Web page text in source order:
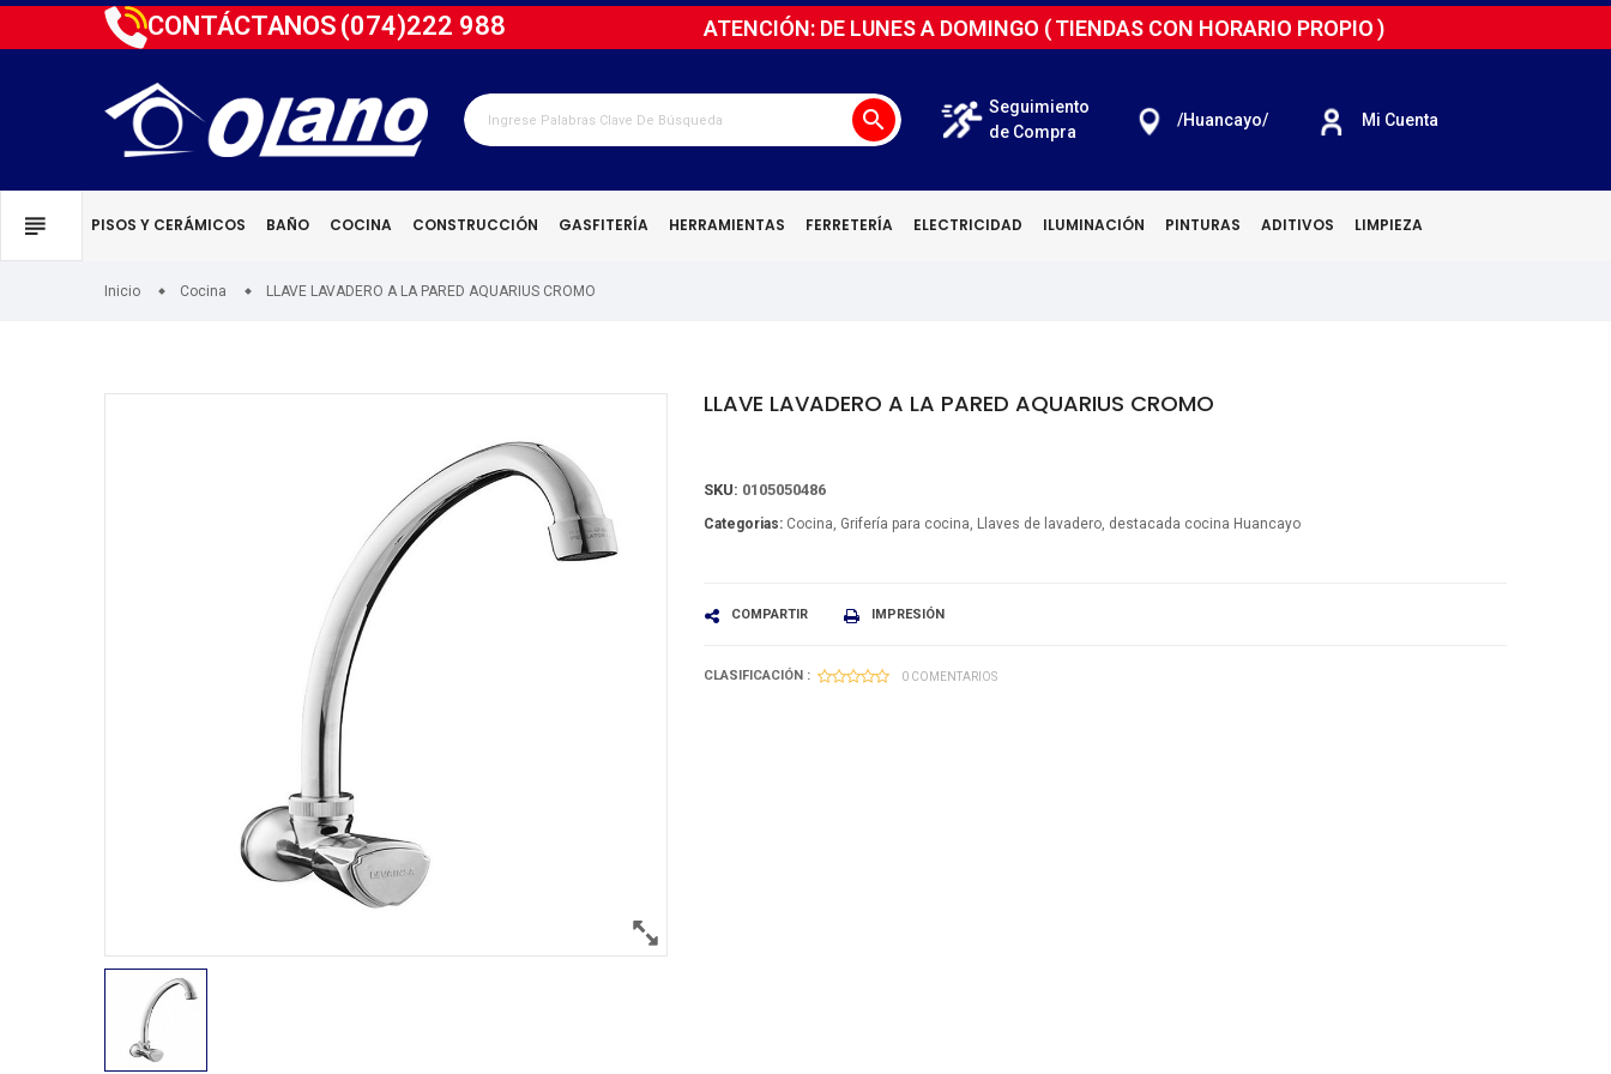
CONTÁCTANOS (074)222 988 ATENCIÓN: DE LUNES A DOMINGO (TIENDAS CON HORARIO PROPIO)
search
Seguimiento
de Compra
/huancayo/ Mi Cuenta
PISOS Y CERÁMICOS BAÑO COCINA CONSTRUCCIÓN GASFITERÍA HERRAMIENTAS FERRETERÍA ELECTRICIDAD ILUMINACIÓN PINTURAS ADITIVOS LIMPIEZA
Inicio Cocina LLAVE LAVADERO A LA PARED AQUARIUS CROMO
LLAVE LAVADERO A LA PARED AQUARIUS CROMO
SKU: 0105050486
Categorias: Cocina Grifería para cocina Llaves de lavadero destacada cocina Huancayo
COMPARTIR IMPRESIÓN
CLASIFICACIÓN : 0 COMENTARIOS